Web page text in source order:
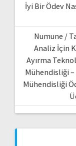
İyi Bir Ödev
Numune /
Analiz İçin
Ayırma
Mühendisliği
Mühendisliği